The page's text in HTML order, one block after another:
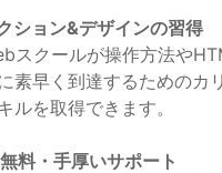
ション&デザインの習得
スクールが操作方法や
素早く到達するためのカ
ルを取得できます。
料・手厚いサポート